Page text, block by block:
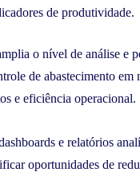
de produtividade.
o nível de análise e
de abastecimento em
e eficiência operacional.
e relatórios
oportunidades de